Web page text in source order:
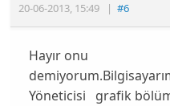
20-06-2013, 15:49 |#6
Hayır onu
Yöneticisi grafik